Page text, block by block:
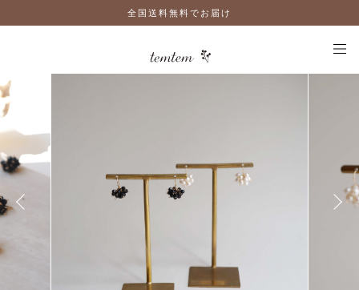
全国送料無料でお届け